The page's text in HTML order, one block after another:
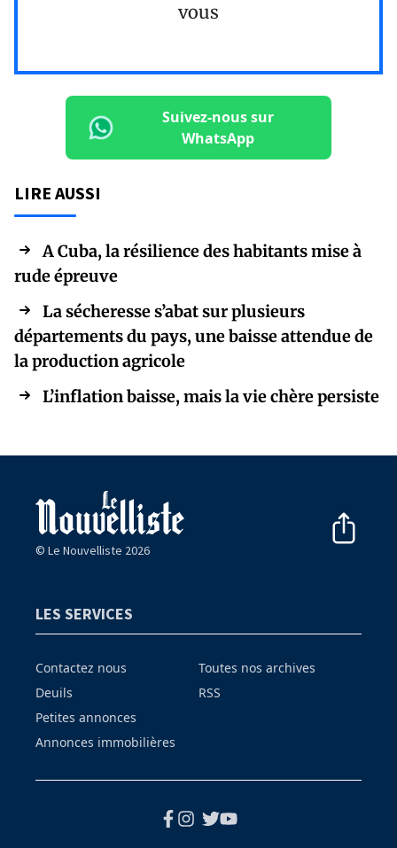
vous
Suivez-nous sur
WhatsApp
LIRE AUSSI
A Cuba, la résilience des habitants mise à
rude épreuve
La sécheresse s’abat sur plusieurs
départements du pays, une baisse attendue de
la production agricole
L’inflation baisse, mais la vie chère persiste
© Le Nouvelliste 2026
LES SERVICES
Contactez nous
Deuils
Petites annonces
Annonces immobilières
Toutes nos archives
RSS